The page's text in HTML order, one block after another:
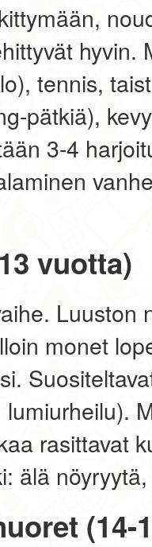
hyvin.
tennis,
pätkiä),
3-4
vuotta)
Luuston
monet
rasittavat
älä
(14-